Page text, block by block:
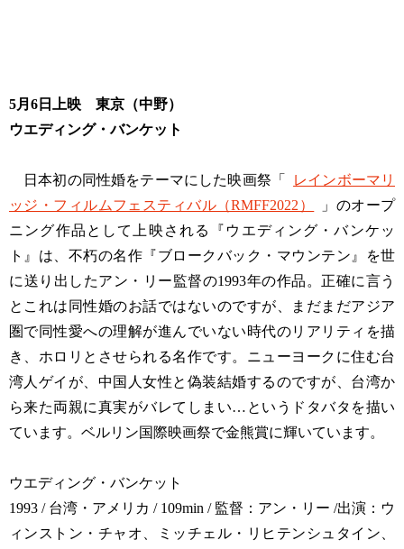
5月6日上映 東京（中野）
ウエディング・バンケット
日本初の同性婚をテーマにした映画祭「
レインボーマリ
ッジ・フィルムフェスティバル（RMFF2022）
」のオープ
ニング作品として上映される『ウエディング・バンケッ
ト』は、不朽の名作『ブロークバック・マウンテン』を世
に送り出したアン・リー監督の1993年の作品。正確に言う
とこれは同性婚のお話ではないのですが、まだまだアジア
圏で同性愛への理解が進んでいない時代のリアリティを描
き、ホロリとさせられる名作です。ニューヨークに住む台
湾人ゲイが、中国人女性と偽装結婚するのですが、台湾か
ら来た両親に真実がバレてしまい…というドタバタを描い
ています。ベルリン国際映画祭で金熊賞に輝いています。
ウエディング・バンケット
1993 / 台湾・アメリカ / 109min / 監督：アン・リー /出演：ウ
ィンストン・チャオ、ミッチェル・リヒテンシュタイン、